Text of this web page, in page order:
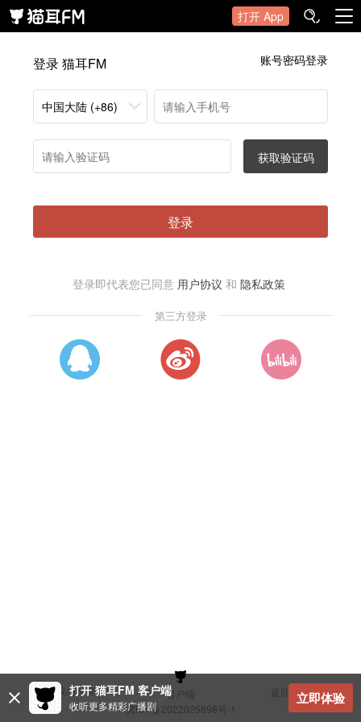
打开 App
登录 猫耳FM 账号密码登录
中国大陆 (+86)
获取验证码
登录
登录即代表您已同意 用户协议 和 隐私政策
第三方登录
建议与反馈 客户端
返回顶部
冀ICP备2022025898号-1
打开 猫耳FM 客户端
收听更多精彩广播剧 立即体验